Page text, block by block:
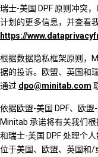
瑞士-美国 DPF 原则冲突
计划的更多信息，并查看
https://
根据数据隐私框架原则，
据的投诉。欧盟、英国和
通过 dpo@minitab.com
依据欧盟-美国 DPF、欧盟
Minitab 承诺将有关我们
和瑞士-美国 DPF 处理个
位于美国、欧盟、英国和/